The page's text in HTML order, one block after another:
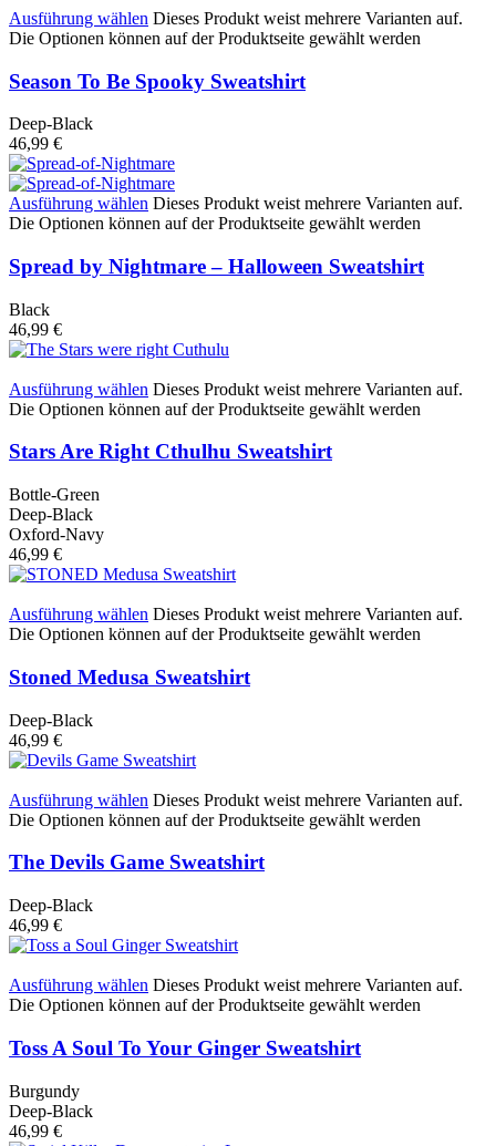
Ausführung wählen Dieses Produkt weist mehrere Varianten auf.
Die Optionen können auf der Produktseite gewählt werden
Season To Be Spooky Sweatshirt
Deep-Black
46,99 €
Ausführung wählen Dieses Produkt weist mehrere Varianten auf.
Die Optionen können auf der Produktseite gewählt werden
Spread by Nightmare – Halloween Sweatshirt
Black
46,99 €
Ausführung wählen Dieses Produkt weist mehrere Varianten auf.
Die Optionen können auf der Produktseite gewählt werden
Stars Are Right Cthulhu Sweatshirt
Bottle-Green
Deep-Black
Oxford-Navy
46,99 €
Ausführung wählen Dieses Produkt weist mehrere Varianten auf.
Die Optionen können auf der Produktseite gewählt werden
Stoned Medusa Sweatshirt
Deep-Black
46,99 €
Ausführung wählen Dieses Produkt weist mehrere Varianten auf.
Die Optionen können auf der Produktseite gewählt werden
The Devils Game Sweatshirt
Deep-Black
46,99 €
Ausführung wählen Dieses Produkt weist mehrere Varianten auf.
Die Optionen können auf der Produktseite gewählt werden
Toss A Soul To Your Ginger Sweatshirt
Burgundy
Deep-Black
46,99 €